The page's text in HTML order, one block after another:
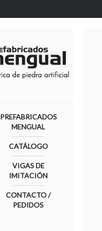
PREFABRICADOS
MENGUAL
CATÁLOGO
VIGAS DE
IMITACIÓN
CONTACTO /
PEDIDOS